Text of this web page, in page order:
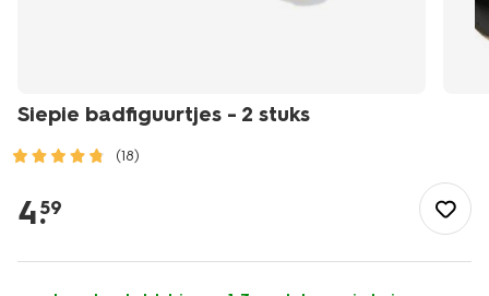
Siepie badfiguurtjes - 2 stuks
(18)
hobby/badspeelgoed/siepie-
badfiguurtjes-
-2-
stuks-
4.
59